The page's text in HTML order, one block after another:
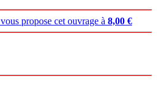
vous propose cet ouvrage à 8,00 €